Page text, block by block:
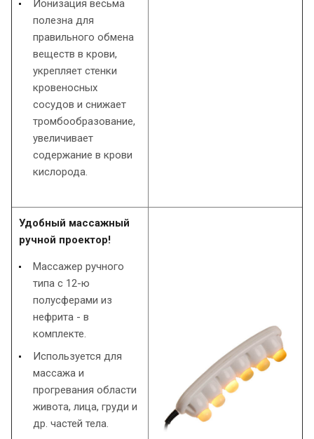
Ионизация весьма
полезна для
правильного обмена
веществ в крови,
укрепляет стенки
кровеносных
сосудов и снижает
тромбообразование,
увеличивает
содержание в крови
кислорода.
Удобный массажный
ручной проектор!
Массажер ручного
типа с 12-ю
полусферами из
нефрита - в
комплекте.
Используется для
массажа и
прогревания области
живота, лица, груди и
др. частей тела.